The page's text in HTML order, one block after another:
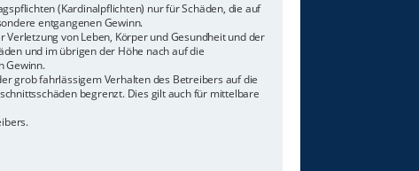
(Kardinalpflichten) nur für Schäden, die auf
entgangenen Gewinn.
von Leben, Körper und Gesundheit und der
und im übrigen der Höhe nach auf die
Gewinn.
grob fahrlässigem Verhalten des Betreibers auf die
begrenzt. Dies gilt auch für mittelbare